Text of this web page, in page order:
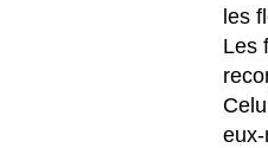
les
Les